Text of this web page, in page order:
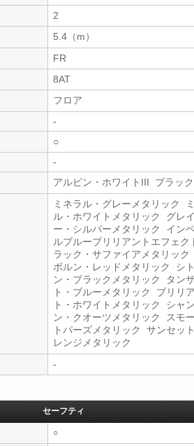
2
5.4（m）
FR
8AT
フロア
-
○
-
アルピン・ホワイトIII ブラッ
ミネラル・グレーメタリック
ル・ホワイトメタリック グレ
ー・シルバーメタリック イン
ルブルーブリリアントエフェ
ラック・サファイアメタリッ
ボルン・レッドメタリック シ
ン・ブラックメタリック タン
ト・ブルーメタリック ブリリ
ト・ホワイトメタリック シャ
ン・クオーツメタリック スモ
トパーズメタリック サンセッ
レンジメタリック
-
セーフティ
○